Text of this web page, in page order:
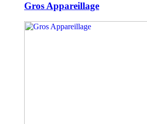
Gros Appareillage